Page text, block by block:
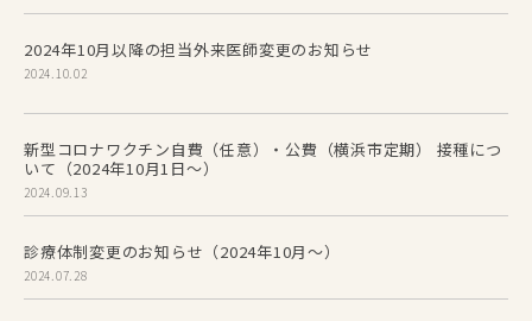
2024年10月以降の担当外来医師変更のお知らせ
2024.10.02
新型コロナワクチン自費（任意）・公費（横浜市定期） 接種につ
いて（2024年10月1日～）
2024.09.13
診療体制変更のお知らせ（2024年10月～）
2024.07.28